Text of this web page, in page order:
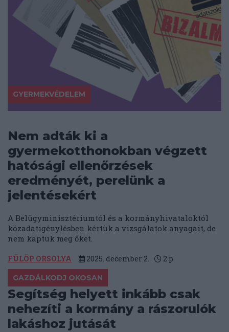
GYERMEKVÉDELEM
Nem adták ki a
gyermekotthonokban végzett
hatósági ellenőrzések
eredményét, perelünk a
jelentésekért
A Belügyminisztériumtól és a kormányhivataloktól
közadatigénylésben kértük a vizsgálatok anyagait, de
nem kaptuk meg őket.
FÜLÖP ORSOLYA 2025. december 2. 2 p
GAZDÁLKODJ OKOSAN
Segítség helyett inkább csak
nehezíti a kormány a rászorulók
lakáshoz jutását